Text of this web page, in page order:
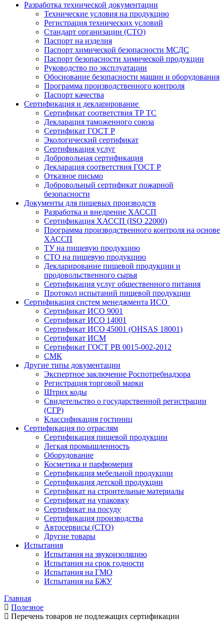
Разработка технической документации
Технические условия на продукцию
Регистрация технических условий
Стандарт организации (СТО)
Паспорт на изделия
Паспорт химической безопасности МСДС
Паспорт безопасности химической продукции
Руководство по эксплуатации
Обоснование безопасности машин и оборудования
Программа производственного контроля
Паспорт качества
Сертификация и декларирование
Сертификат соответствия ТР ТС
Декларация таможенного союза
Сертификат ГОСТ Р
Экологический сертификат
Сертификация услуг
Добровольная сертификация
Декларация соответствия ГОСТ Р
Отказное письмо
Добровольный сертификат пожарной
безопасности
Документы для пищевых производств
Разработка и внедрение ХАССП
Сертификация ХАССП (ISO 22000)
Программа производственного контроля на основе
ХАССП
ТУ на пищевую продукцию
СТО на пищевую продукцию
Декларирование пищевой продукции и
продовольственного сырья
Сертификация услуг общественного питания
Протокол испытаний пищевой продукции
Сертификация систем менеджмента ИСО
Сертификат ИСО 9001
Сертификат ИСО 14001
Сертификат ИСО 45001 (OHSAS 18001)
Сертификат ИСМ
Сертификат ГОСТ РВ 0015-002-2012
СМК
Другие типы документации
Экспертное заключение Роспотребнадзора
Регистрация торговой марки
Штрих коды
Свидетельство о государственной регистрации
(СГР)
Классификация гостиниц
Сертификация по отраслям
Сертификация пищевой продукции
Легкая промышленность
Оборудование
Косметика и парфюмерия
Сертификация мебельной продукции
Сертификация детской продукции
Сертификат на строительные материалы
Сертификат на упаковку
Сертификат на посуду
Сертификация производства
Автосервисы (СТО)
Другие товары
Испытания
Испытания на звукоизоляцию
Испытания на срок годности
Испытания на ГМО
Испытания на БЖУ
Главная
Полезное
Перечень товаров не подлежащих сертификации